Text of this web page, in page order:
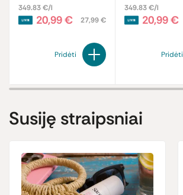
349.83 €/l
20,99 € 27,99 €
Pridėti
349.83 €/l
20,99 €
Pridėti
Susiję straipsniai